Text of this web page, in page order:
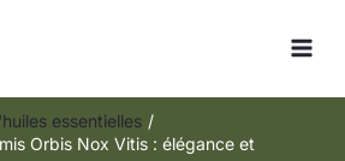
essentielles
Orbis Nox Vitis : élégance et